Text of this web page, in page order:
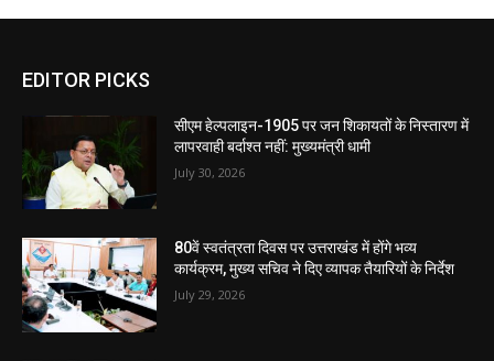
EDITOR PICKS
सीएम हेल्पलाइन-1905 पर जन शिकायतों के निस्तारण में
लापरवाही बर्दाश्त नहीं: मुख्यमंत्री धामी
July 30, 2026
80वें स्वतंत्रता दिवस पर उत्तराखंड में होंगे भव्य
कार्यक्रम, मुख्य सचिव ने दिए व्यापक तैयारियों के निर्देश
July 29, 2026